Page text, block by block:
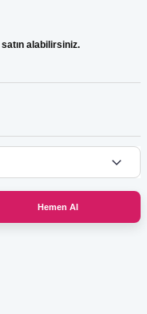
satın alabilirsiniz.
Hemen Al